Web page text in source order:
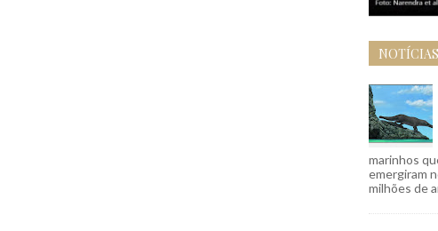
marinhos
emergiram
milhões de